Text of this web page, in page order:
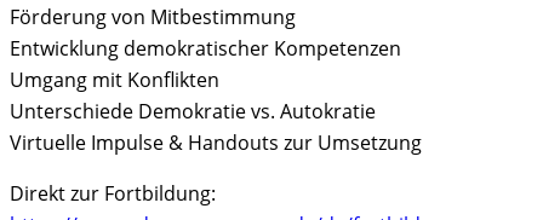
Förderung von Mitbestimmung
Entwicklung demokratischer Kompetenzen
Umgang mit Konflikten
Unterschiede Demokratie vs. Autokratie
Virtuelle Impulse & Handouts zur Umsetzung
Direkt zur Fortbildung: